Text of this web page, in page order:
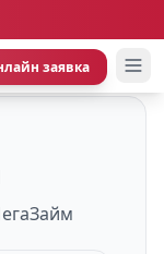
заявка